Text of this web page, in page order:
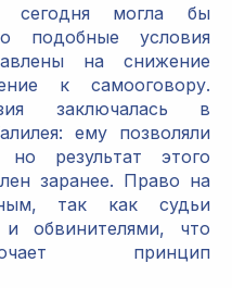
сегодня могла бы
подобные условия
на снижение
к самооговору.
заключалась в
ему позволяли
но результат этого
заранее. Право на
так как судьи
и обвинителями, что
принцип